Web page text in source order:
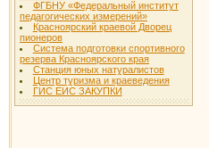
ФГБНУ «Федеральный институт
педагогических измерений»
Красноярский краевой Дворец
пионеров
Система подготовки спортивного
резерва Красноярского края
Станция юных натуралистов
Центр туризма и краеведения
ГИС ЕИС ЗАКУПКИ